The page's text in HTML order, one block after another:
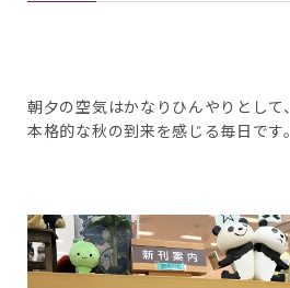
朝夕の空気はかなりひんやりとして、
本格的な秋の到来を感じる毎日です。